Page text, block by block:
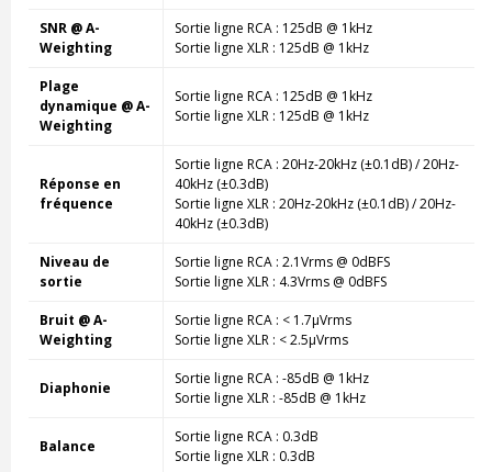
SNR @ A-
Weighting
Sortie ligne RCA : 125dB @ 1kHz
Sortie ligne XLR : 125dB @ 1kHz
Plage
dynamique @ A-
Weighting
Sortie ligne RCA : 125dB @ 1kHz
Sortie ligne XLR : 125dB @ 1kHz
Réponse en
fréquence
Sortie ligne RCA : 20Hz-20kHz (±0.1dB) / 20Hz-
40kHz (±0.3dB)
Sortie ligne XLR : 20Hz-20kHz (±0.1dB) / 20Hz-
40kHz (±0.3dB)
Niveau de
sortie
Sortie ligne RCA : 2.1Vrms @ 0dBFS
Sortie ligne XLR : 4.3Vrms @ 0dBFS
Bruit @ A-
Weighting
Sortie ligne RCA : < 1.7µVrms
Sortie ligne XLR : < 2.5µVrms
Diaphonie
Sortie ligne RCA : -85dB @ 1kHz
Sortie ligne XLR : -85dB @ 1kHz
Balance
Sortie ligne RCA : 0.3dB
Sortie ligne XLR : 0.3dB